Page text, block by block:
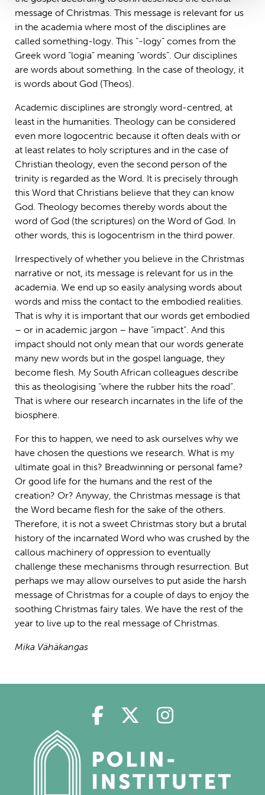
message of Christmas. This message is relevant for us
in the academia where most of the disciplines are
called something-logy. This “-logy” comes from the
Greek word “logia” meaning “words”. Our disciplines
are words about something. In the case of theology, it
is words about God (Theos).
Academic disciplines are strongly word-centred, at
least in the humanities. Theology can be considered
even more logocentric because it often deals with or
at least relates to holy scriptures and in the case of
Christian theology, even the second person of the
trinity is regarded as the Word. It is precisely through
this Word that Christians believe that they can know
God. Theology becomes thereby words about the
word of God (the scriptures) on the Word of God. In
other words, this is logocentrism in the third power.
Irrespectively of whether you believe in the Christmas
narrative or not, its message is relevant for us in the
academia. We end up so easily analysing words about
words and miss the contact to the embodied realities.
That is why it is important that our words get embodied
– or in academic jargon – have “impact”. And this
impact should not only mean that our words generate
many new words but in the gospel language, they
become flesh. My South African colleagues describe
this as theologising “where the rubber hits the road”.
That is where our research incarnates in the life of the
biosphere.
For this to happen, we need to ask ourselves why we
have chosen the questions we research. What is my
ultimate goal in this? Breadwinning or personal fame?
Or good life for the humans and the rest of the
creation? Or? Anyway, the Christmas message is that
the Word became flesh for the sake of the others.
Therefore, it is not a sweet Christmas story but a brutal
history of the incarnated Word who was crushed by the
callous machinery of oppression to eventually
challenge these mechanisms through resurrection. But
perhaps we may allow ourselves to put aside the harsh
message of Christmas for a couple of days to enjoy the
soothing Christmas fairy tales. We have the rest of the
year to live up to the real message of Christmas.
Mika Vähäkangas